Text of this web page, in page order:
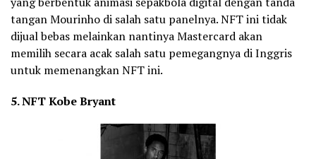
tangan Mourinho di salah satu panelnya. NFT ini tidak
dijual bebas melainkan nantinya Mastercard akan
memilih secara acak salah satu pemegangnya di Inggris
untuk memenangkan NFT ini.
5. NFT Kobe Bryant